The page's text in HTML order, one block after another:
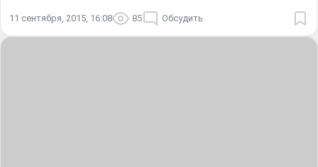
11 сентября, 2015, 16:08 85 Обсудить